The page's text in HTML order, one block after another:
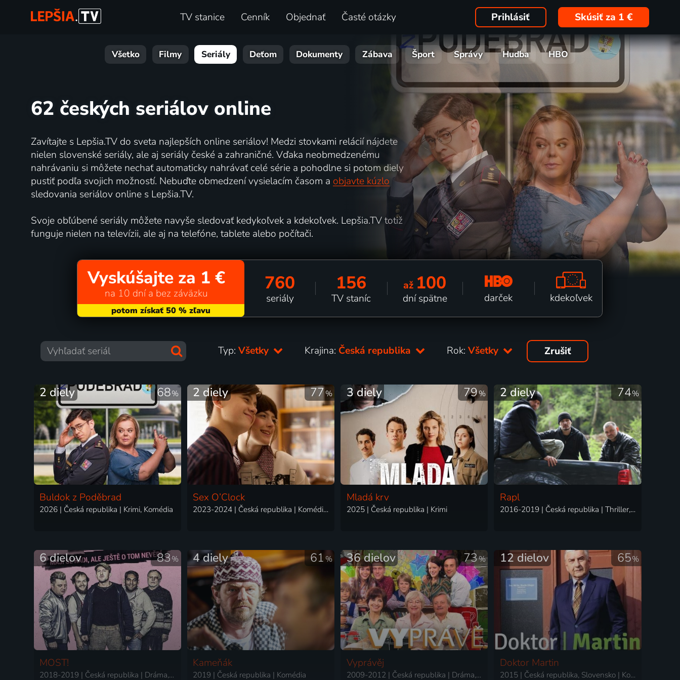
TV stanice Cenník Objednať Časté otázky Prihlásiť Skúsiť za 1 €
Všetko Filmy Seriály Deťom Dokumenty Zábava Šport Správy Hudba HBO
62 českých seriálov online
Zavítajte s Lepšia.TV do sveta najlepších online seriálov! Medzi stovkami relácií nájdete
nielen slovenské seriály, ale aj seriály české a zahraničné. Vďaka neobmedzenému
nahrávaniu si môžete nechať automaticky nahrávať celé série a pohodlne si potom diely
pustiť podľa svojich možností. Nebuďte obmedzení vysielacím časom a objavte kúzlo
sledovania seriálov online s Lepšia.TV.
Svoje obľúbené seriály môžete navyše sledovať kedykoľvek a kdekoľvek. Lepšia.TV totiž
funguje nielen na televízii, ale aj na telefóne, tablete alebo počítači.
Vyskúšajte za 1 €
na 10 dní a bez záväzku 760
seriály
156
TV staníc
až 100
dní spätne darček kdekoľvek
Typ:Všetky Krajina: Česká republika Rok:Všetky Zrušiť
68%
2 diely
Buldok z Poděbrad
2026 | Česká republika | Krimi, Komédia
77%
2 diely
Sex O’Clock
2023-2024 | Česká republika | Komédia, Dráma
79%
3 diely
Mladá krv
2025 | Česká republika | Krimi
74%
2 diely
Rapl
2016-2019 | Česká republika | Thriller, Akčný, Dráma, Krimi
83%
6 dielov
MOST!
2018-2019 | Česká republika | Dráma, Komédia
61 %
4 diely
Kameňák
2019 | Česká republika | Komédia
73%
36 dielov
Vyprávěj
2009-2012 | Česká republika | Dráma, Komédia, Rodinný
65%
12 dielov
Doktor Martin
2015 | Česká republika, Slovensko | Komédia, Dráma